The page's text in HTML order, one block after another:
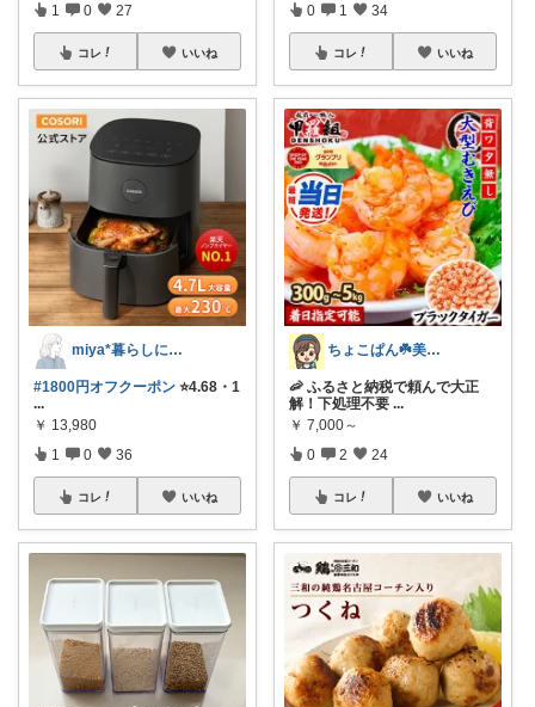
1 0 27
コレ いいね
miya*暮らしに役立つ楽天セレクト
#1800円オフクーポン ⭐️4.68・1
...
￥ 13,980
1 0 36
コレ いいね
0 1 34
コレ いいね
ちょこぱん☘️美肌×ゆる無添加
🦐 ふるさと納税で頼んで大正
解！下処理不要 ...
￥ 7,000～
0 2 24
コレ いいね